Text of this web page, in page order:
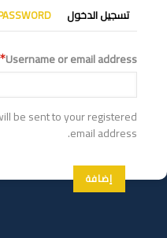
التبويبات
الأساسية
تسجيل الدخول
Username or email address
be sent to your registered
email address.